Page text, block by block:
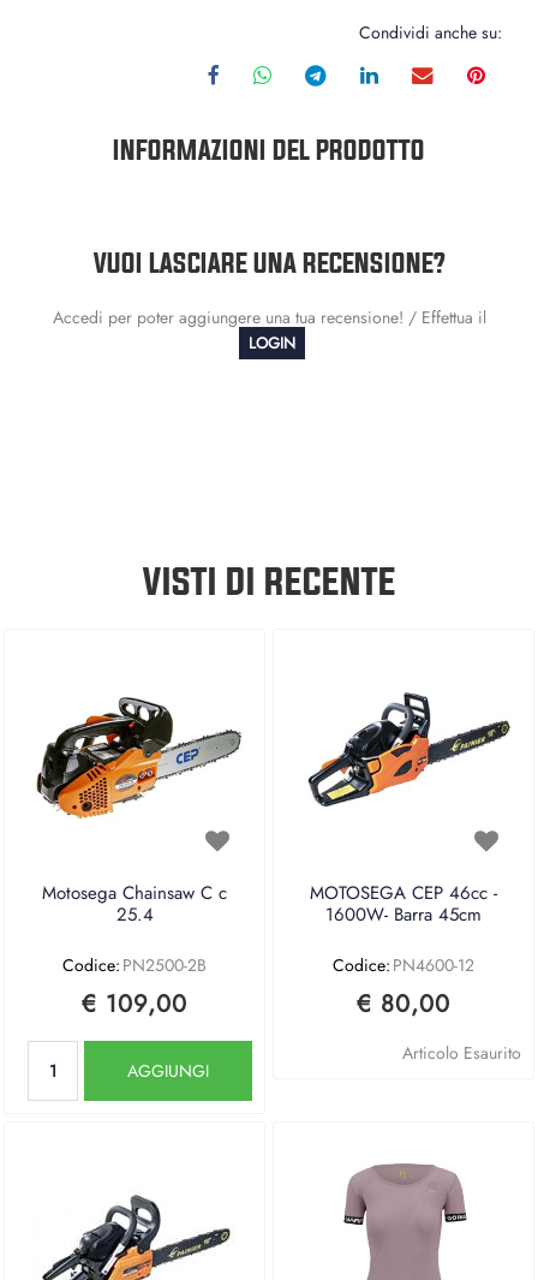
Condividi anche su:
INFORMAZIONI DEL PRODOTTO
VUOI LASCIARE UNA RECENSIONE?
Accedi per poter aggiungere una tua recensione! / Effettua il
LOGIN
VISTI DI RECENTE
Motosega Chainsaw C c
25.4
Codice: PN2500-2B
€ 109,00
AGGIUNGI
MOTOSEGA CEP 46cc -
1600W- Barra 45cm
Codice: PN4600-12
€ 80,00
Articolo Esaurito